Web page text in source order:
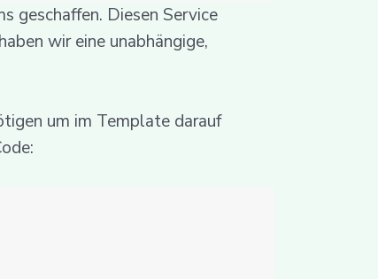
geschaffen. Diesen Service
wir eine unabhängige,
um im Template darauf